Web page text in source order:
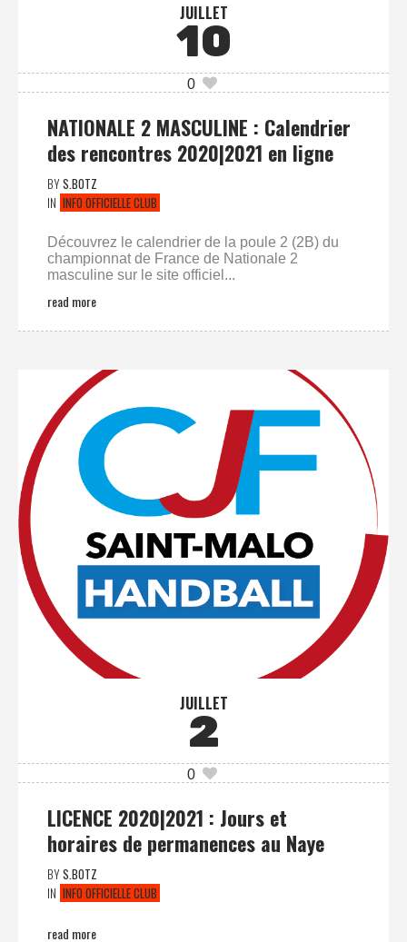
JUILLET
10
0
NATIONALE 2 MASCULINE : Calendrier
des rencontres 2020|2021 en ligne
BYS.BOTZ
IN INFO OFFICIELLE CLUB
Découvrez le calendrier de la poule 2 (2B) du
championnat de France de Nationale 2
masculine sur le site officiel...
read more
JUILLET
2
0
LICENCE 2020|2021 : Jours et
horaires de permanences au Naye
BYS.BOTZ
IN INFO OFFICIELLE CLUB
read more